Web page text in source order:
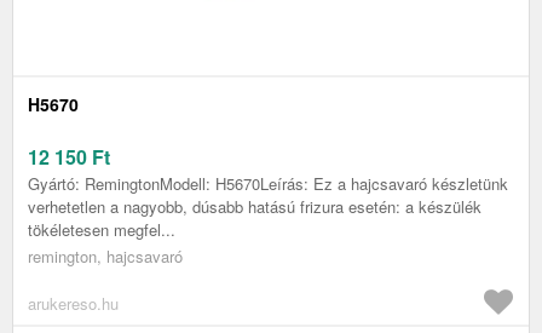
H5670
12 150 Ft
Gyártó: RemingtonModell: H5670Leírás: Ez a hajcsavaró készletünk
verhetetlen a nagyobb, dúsabb hatású frizura esetén: a készülék
tökéletesen megfel...
remington, hajcsavaró
arukereso.hu